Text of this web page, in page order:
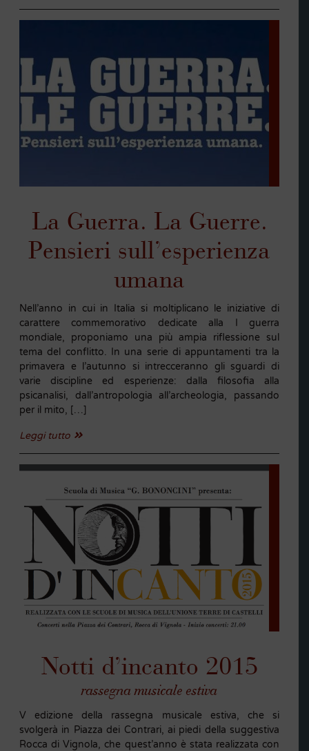
La Guerra. La Guerre.
Pensieri sull’esperienza
umana
Nell’anno in cui in Italia si moltiplicano le iniziative di
carattere commemorativo dedicate alla I guerra
mondiale, proponiamo una più ampia riflessione sul
tema del conflitto. In una serie di appuntamenti tra la
primavera e l’autunno si intrecceranno gli sguardi di
varie discipline ed esperienze: dalla filosofia alla
psicanalisi, dall’antropologia all’archeologia, passando
per il mito, […]
Leggi tutto
Notti d’incanto 2015
rassegna musicale estiva
V edizione della rassegna musicale estiva, che si
svolgerà in Piazza dei Contrari, ai piedi della suggestiva
Rocca di Vignola, che quest’anno è stata realizzata con